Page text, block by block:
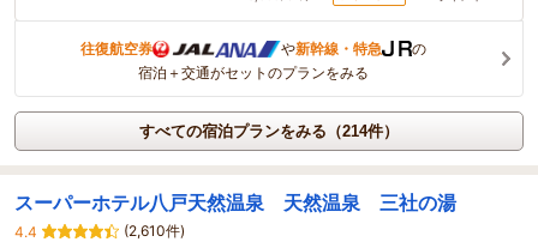
往復航空券 や新幹線・特急
の
宿泊＋交通がセットのプランをみる
すべての宿泊プランをみる（214件）
スーパーホテル八戸天然温泉 天然温泉 三社の湯
4.4
(2,610件)